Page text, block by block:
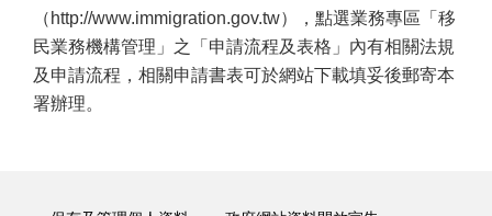
（http://www.immigration.gov.tw），點選業務專區「移
民業務機構管理」之「申請流程及表格」內有相關法規
及申請流程，相關申請書表可於網站下載填妥後郵寄本
署辦理。